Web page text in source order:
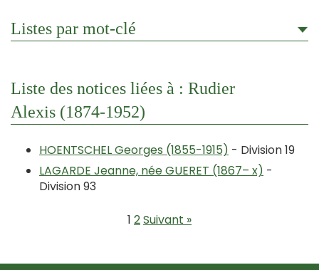
Listes par mot-clé
Liste des notices liées à : Rudier
Alexis (1874-1952)
HOENTSCHEL Georges (1855-1915) - Division 19
LAGARDE Jeanne, née GUERET (1867– x) -
Division 93
1 2Suivant »